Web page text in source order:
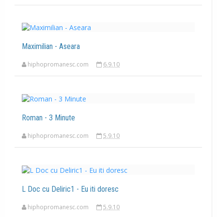
Maximilian - Aseara
hiphopromanesc.com 6.9.10
Roman - 3 Minute
hiphopromanesc.com 5.9.10
L Doc cu Deliric1 - Eu iti doresc
hiphopromanesc.com 5.9.10